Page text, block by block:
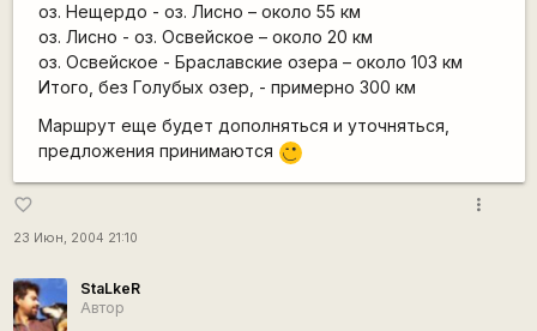
оз. Нещердо - оз. Лисно – около 55 км
оз. Лисно - оз. Освейское – около 20 км
оз. Освейское - Браславские озера – около 103 км
Итого, без Голубых озер, - примерно 300 км
Маршрут еще будет дополняться и уточняться,
предложения принимаются
;)
favorite_border
23 Июн, 2004 21:10
more_vert
StaLkeR
Автор